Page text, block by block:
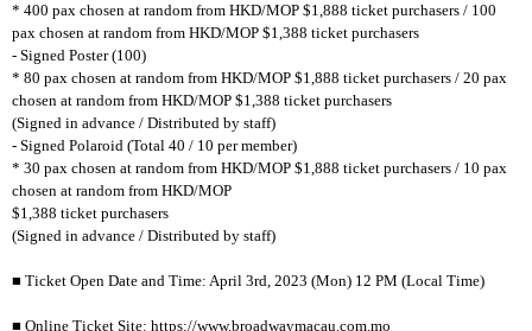
* 400 pax chosen at random from HKD/MOP $1,888 ticket purchasers / 100
pax chosen at random from HKD/MOP $1,388 ticket purchasers
- Signed Poster (100)
* 80 pax chosen at random from HKD/MOP $1,888 ticket purchasers / 20 pax
chosen at random from HKD/MOP $1,388 ticket purchasers
(Signed in advance / Distributed by staff)
- Signed Polaroid (Total 40 / 10 per member)
* 30 pax chosen at random from HKD/MOP $1,888 ticket purchasers / 10 pax
chosen at random from HKD/MOP
$1,388 ticket purchasers
(Signed in advance / Distributed by staff)
■ Ticket Open Date and Time: April 3rd, 2023 (Mon) 12 PM (Local Time)
■ Online Ticket Site: https://www.broadwaymacau.com.mo